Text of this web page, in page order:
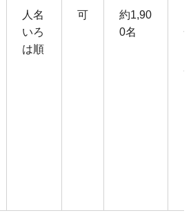
人名
いろ
は順
可
約1,90
0名